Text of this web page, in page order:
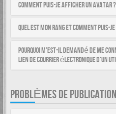
Comment puis-je afficher un avatar ?
Quel est mon rang et comment puis-
Pourquoi m’est-il demandé de me
lien de courrier électronique d’un
PROBLÈMES DE PUBLICATION